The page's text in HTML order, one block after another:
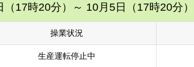
17時20分） ～ 10月5日（17時20分）
操業状況
生産運転停止中